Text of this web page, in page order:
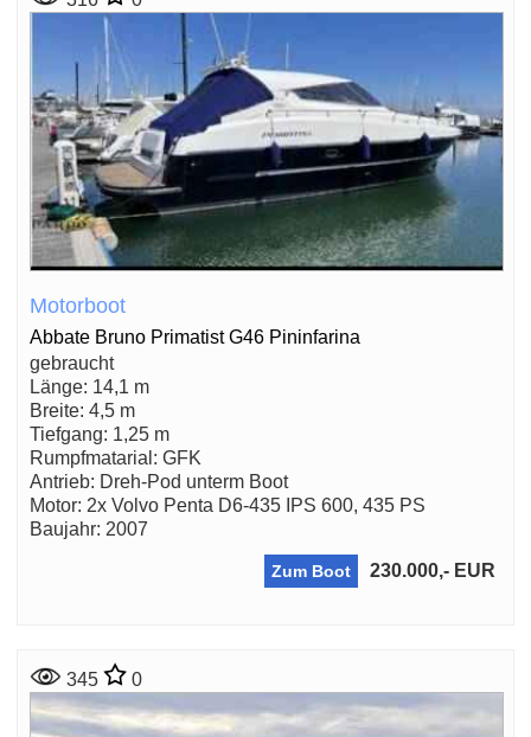
Motorboot
Abbate Bruno Primatist G46 Pininfarina
gebraucht
Länge: 14,1 m
Breite: 4,5 m
Tiefgang: 1,25 m
Rumpfmatarial: GFK
Antrieb: Dreh-Pod unterm Boot
Motor: 2x Volvo Penta D6-435 IPS 600, 435 PS
Baujahr: 2007
Zum Boot 230.000,- EUR
345 0